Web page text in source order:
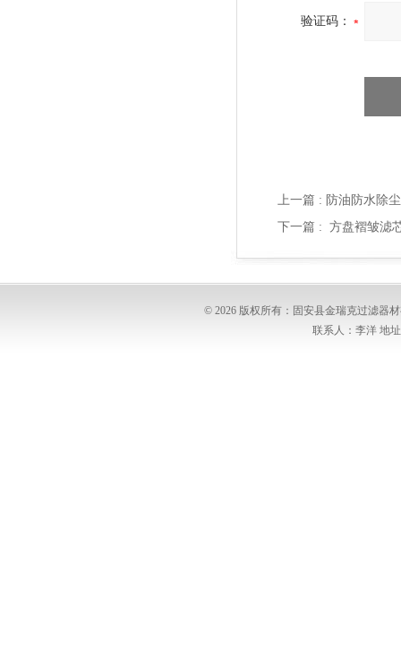
验证码：
上一篇 : 防油防水除
下一篇 : 方盘褶皱滤
© 2026 版权所有：固安县金瑞克过滤器
联系人：李洋 地